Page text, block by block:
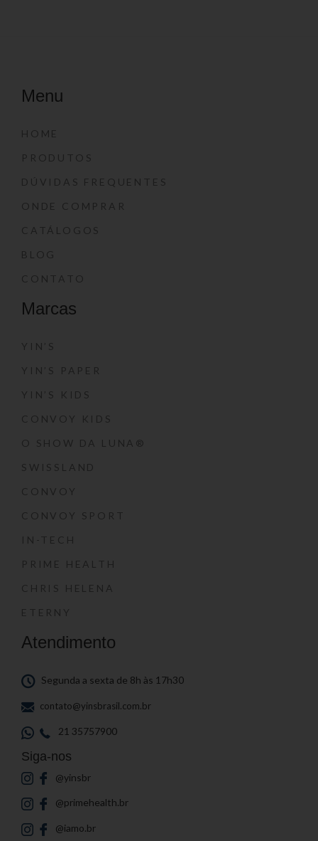
Menu
HOME
PRODUTOS
DÚVIDAS FREQUENTES
ONDE COMPRAR
CATÁLOGOS
BLOG
CONTATO
Marcas
YIN’S
YIN’S PAPER
YIN’S KIDS
CONVOY KIDS
O SHOW DA LUNA®
SWISSLAND
CONVOY
CONVOY SPORT
IN-TECH
PRIME HEALTH
CHRIS HELENA
ETERNY
Atendimento
Segunda a sexta de 8h às 17h30
contato@yinsbrasil.com.br
21 35757900
Siga-nos
@yinsbr
@primehealth.br
@iamo.br